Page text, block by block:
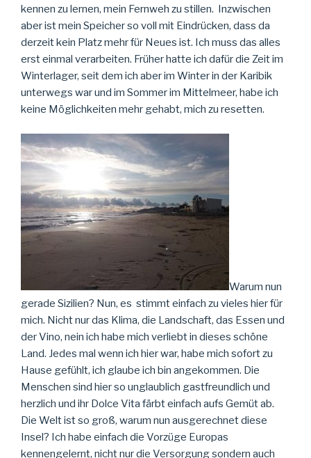
kennen zu lernen, mein Fernweh zu stillen. Inzwischen
aber ist mein Speicher so voll mit Eindrücken, dass da
derzeit kein Platz mehr für Neues ist. Ich muss das alles
erst einmal verarbeiten. Früher hatte ich dafür die Zeit im
Winterlager, seit dem ich aber im Winter in der Karibik
unterwegs war und im Sommer im Mittelmeer, habe ich
keine Möglichkeiten mehr gehabt, mich zu resetten.
Warum nun
gerade Sizilien? Nun, es stimmt einfach zu vieles hier für
mich. Nicht nur das Klima, die Landschaft, das Essen und
der Vino, nein ich habe mich verliebt in dieses schöne
Land. Jedes mal wenn ich hier war, habe mich sofort zu
Hause gefühlt, ich glaube ich bin angekommen. Die
Menschen sind hier so unglaublich gastfreundlich und
herzlich und ihr Dolce Vita färbt einfach aufs Gemüt ab.
Die Welt ist so groß, warum nun ausgerechnet diese
Insel? Ich habe einfach die Vorzüge Europas
kennengelernt, nicht nur die Versorgung sondern auch